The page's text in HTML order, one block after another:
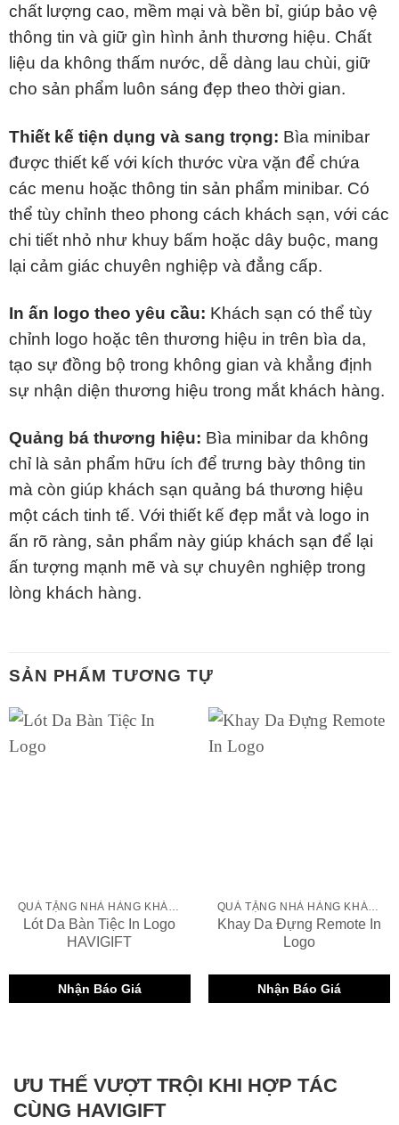
chất lượng cao, mềm mại và bền bỉ, giúp bảo vệ
thông tin và giữ gìn hình ảnh thương hiệu. Chất
liệu da không thấm nước, dễ dàng lau chùi, giữ
cho sản phẩm luôn sáng đẹp theo thời gian.
Thiết kế tiện dụng và sang trọng: Bìa minibar
được thiết kế với kích thước vừa vặn để chứa
các menu hoặc thông tin sản phẩm minibar. Có
thể tùy chỉnh theo phong cách khách sạn, với các
chi tiết nhỏ như khuy bấm hoặc dây buộc, mang
lại cảm giác chuyên nghiệp và đẳng cấp.
In ấn logo theo yêu cầu: Khách sạn có thể tùy
chỉnh logo hoặc tên thương hiệu in trên bìa da,
tạo sự đồng bộ trong không gian và khẳng định
sự nhận diện thương hiệu trong mắt khách hàng.
Quảng bá thương hiệu: Bìa minibar da không
chỉ là sản phẩm hữu ích để trưng bày thông tin
mà còn giúp khách sạn quảng bá thương hiệu
một cách tinh tế. Với thiết kế đẹp mắt và logo in
ấn rõ ràng, sản phẩm này giúp khách sạn để lại
ấn tượng mạnh mẽ và sự chuyên nghiệp trong
lòng khách hàng.
SẢN PHẨM TƯƠNG TỰ
Lót Da Bàn Tiệc In Logo
HAVIGIFT
Nhận Báo Giá
Khay Da Đựng Remote In
Logo
Nhận Báo Giá
ƯU THẾ VƯỢT TRỘI KHI HỢP TÁC
CÙNG HAVIGIFT